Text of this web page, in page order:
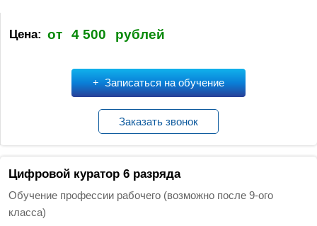
Цена: от 4 500 рублей
Записаться на обучение
Заказать звонок
Цифровой куратор 6 разряда
Обучение профессии рабочего (возможно после 9-ого
класса)